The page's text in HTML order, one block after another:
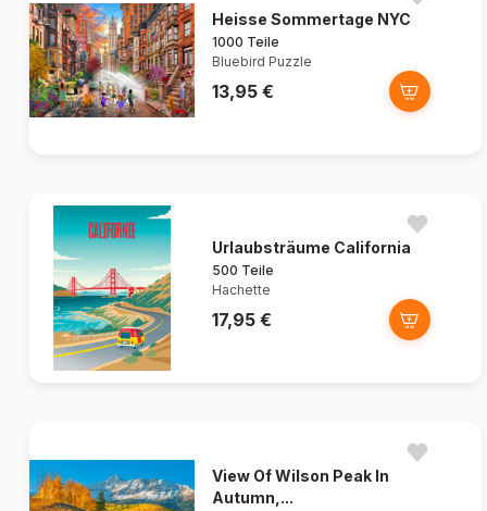
Heisse Sommertage NYC
1000 Teile
Bluebird Puzzle
13,95 €
Urlaubsträume California
500 Teile
Hachette
17,95 €
View Of Wilson Peak In
Autumn,...